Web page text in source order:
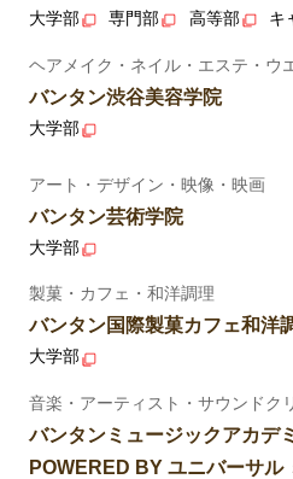
大学部 専門部 高等部 キ
ヘアメイク・ネイル・エステ・ウ
バンタン渋谷美容学院
大学部
アート・デザイン・映像・映画
バンタン芸術学院
大学部
製菓・カフェ・和洋調理
バンタン国際製菓カフェ和洋
大学部
音楽・アーティスト・サウンドク
バンタンミュージックアカデ
POWERED BY ユニバーサル